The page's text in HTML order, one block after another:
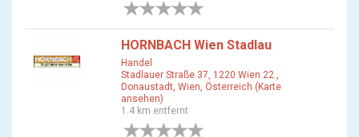
HORNBACH Wien Stadlau
Handel
Stadlauer Straße 37, 1220 Wien 22.,
Donaustadt, Wien, Österreich (Karte
ansehen)
1.4 km entfernt